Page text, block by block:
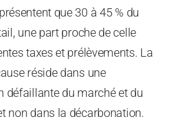
que 30 à 45 % du
une part proche de celle
taxes et prélèvements. La
réside dans une
défaillante du marché et du
non dans la décarbonation.